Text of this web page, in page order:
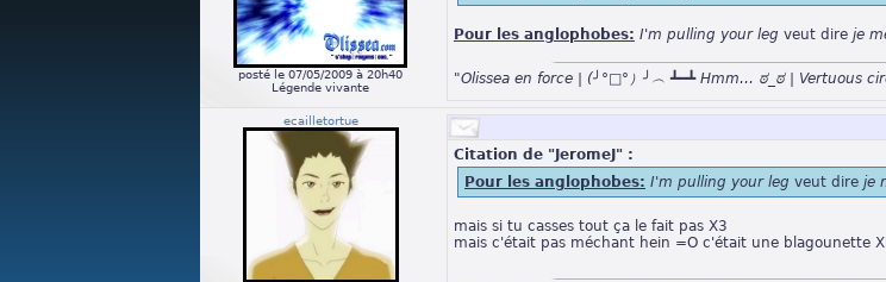
posté le 07/05/2009 à 20h40
Légende vivante
Pour les anglophobes: I'm pulling your leg veut dire je
"Olissea en force | (╯°□°）╯︵ ┻━┻ Hmm… ಠ_ಠ | Vertuous
ecailletortue
Citation de "JeromeJ" :
Pour les anglophobes: I'm pulling your leg veut dire je
mais si tu casses tout ça le fait pas X3
mais c'était pas méchant hein =O c'était une blagounette